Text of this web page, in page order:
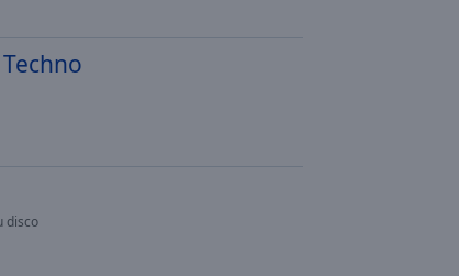
disco